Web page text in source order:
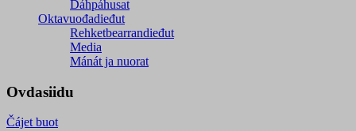
Dáhpáhusat
Oktavuođadieđut
Rehketbearrandieđut
Media
Mánát ja nuorat
Ovdasiidu
Čájet buot